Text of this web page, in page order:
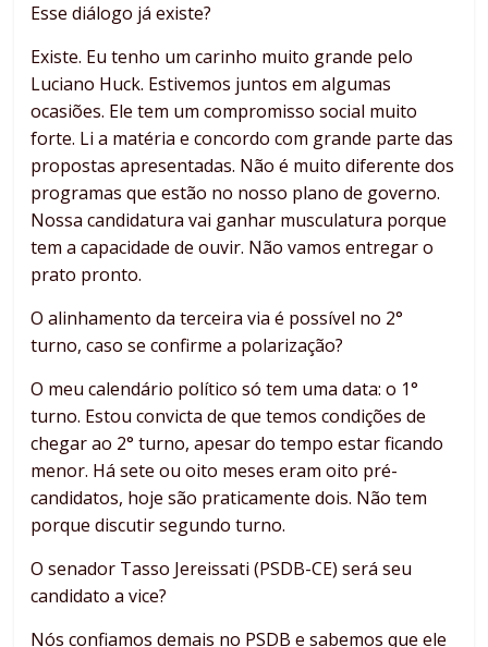
Esse diálogo já existe?
Existe. Eu tenho um carinho muito grande pelo
Luciano Huck. Estivemos juntos em algumas
ocasiões. Ele tem um compromisso social muito
forte. Li a matéria e concordo com grande parte das
propostas apresentadas. Não é muito diferente dos
programas que estão no nosso plano de governo.
Nossa candidatura vai ganhar musculatura porque
tem a capacidade de ouvir. Não vamos entregar o
prato pronto.
O alinhamento da terceira via é possível no 2°
turno, caso se confirme a polarização?
O meu calendário político só tem uma data: o 1°
turno. Estou convicta de que temos condições de
chegar ao 2° turno, apesar do tempo estar ficando
menor. Há sete ou oito meses eram oito pré-
candidatos, hoje são praticamente dois. Não tem
porque discutir segundo turno.
O senador Tasso Jereissati (PSDB-CE) será seu
candidato a vice?
Nós confiamos demais no PSDB e sabemos que ele